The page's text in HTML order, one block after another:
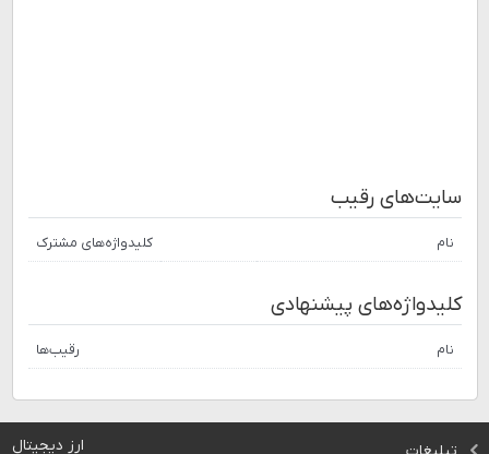
سایت‌های رقیب
نام کلیدواژه‌های مشترک
کلیدواژه‌های پیشنهادی
نام رقیب‌ها
ارز دیجیتال